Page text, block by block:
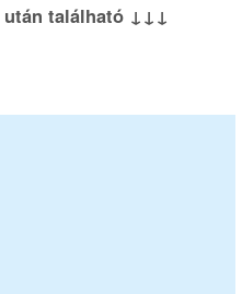
található ↓↓↓